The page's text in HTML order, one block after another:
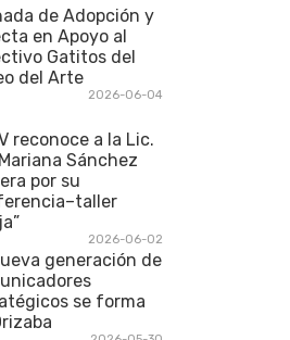
de Adopción y
en Apoyo al
Gatitos del
del Arte
2026-06-04
reconoce a la Lic.
Sánchez
por su
2026-06-02
generación de
se forma